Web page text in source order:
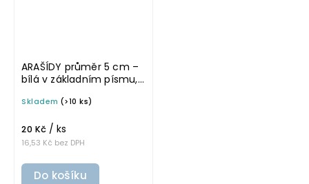
ARAŠÍDY průměr 5 cm –
bílá v základním písmu,
na potravinové dózy
Skladem (>10 ks)
16,53 Kč bez DPH
20 Kč / ks
Do košíku